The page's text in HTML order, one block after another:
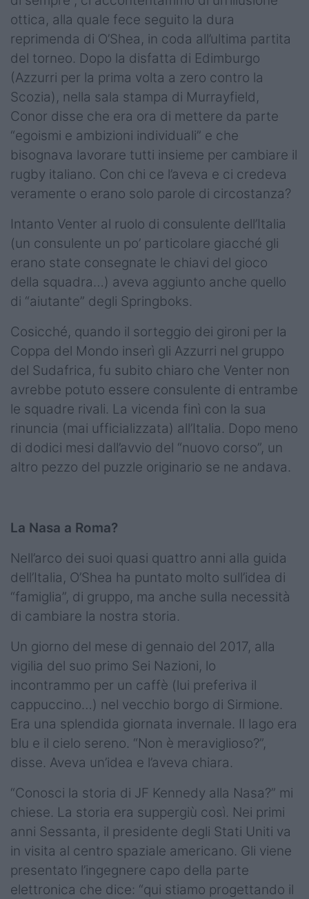
ottica, alla quale fece seguito la dura
reprimenda di O’Shea, in coda all’ultima partita
del torneo. Dopo la disfatta di Edimburgo
(Azzurri per la prima volta a zero contro la
Scozia), nella sala stampa di Murrayfield,
Conor disse che era ora di mettere da parte
“egoismi e ambizioni individuali” e che
bisognava lavorare tutti insieme per cambiare il
rugby italiano. Con chi ce l’aveva e ci credeva
veramente o erano solo parole di circostanza?
Intanto Venter al ruolo di consulente dell’Italia
(un consulente un po’ particolare giacché gli
erano state consegnate le chiavi del gioco
della squadra…) aveva aggiunto anche quello
di “aiutante” degli Springboks.
Cosicché, quando il sorteggio dei gironi per la
Coppa del Mondo inserì gli Azzurri nel gruppo
del Sudafrica, fu subito chiaro che Venter non
avrebbe potuto essere consulente di entrambe
le squadre rivali. La vicenda finì con la sua
rinuncia (mai ufficializzata) all’Italia. Dopo meno
di dodici mesi dall’avvio del “nuovo corso”, un
altro pezzo del puzzle originario se ne andava.
La Nasa a Roma?
Nell’arco dei suoi quasi quattro anni alla guida
dell’Italia, O’Shea ha puntato molto sull’idea di
“famiglia”, di gruppo, ma anche sulla necessità
di cambiare la nostra storia.
Un giorno del mese di gennaio del 2017, alla
vigilia del suo primo Sei Nazioni, lo
incontrammo per un caffè (lui preferiva il
cappuccino…) nel vecchio borgo di Sirmione.
Era una splendida giornata invernale. Il lago era
blu e il cielo sereno. “Non è meraviglioso?”,
disse. Aveva un’idea e l’aveva chiara.
“Conosci la storia di JF Kennedy alla Nasa?” mi
chiese. La storia era suppergiù così. Nei primi
anni Sessanta, il presidente degli Stati Uniti va
in visita al centro spaziale americano. Gli viene
presentato l’ingegnere capo della parte
elettronica che dice: “qui stiamo progettando il